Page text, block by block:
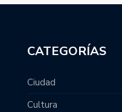
CATEGORÍAS
Ciudad
Cultura